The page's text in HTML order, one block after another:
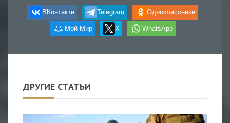
ВКонтакте Telegram Одноклассники
Мой Мир X WhatsApp
ДРУГИЕ СТАТЬИ